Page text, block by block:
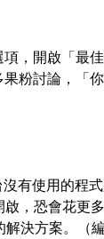
，開啟「最
粉討論，「
有使用的程
，恐會花更
決方案。（編